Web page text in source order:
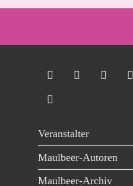
Veranstalter
Maulbeer-Autoren
Maulbeer-Archiv